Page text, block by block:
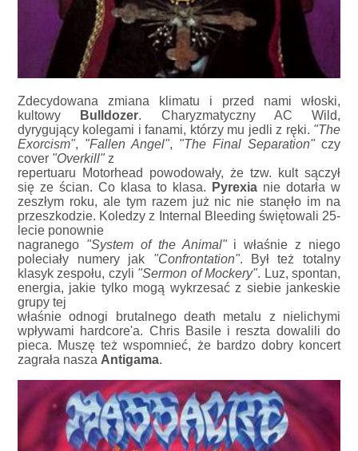
Zdecydowana zmiana klimatu i przed nami włoski,
kultowy
Bulldozer. Charyzmatyczny AC Wild,
dyrygujący kolegami i fanami, którzy mu jedli z ręki. "The
Exorcism", "Fallen Angel", "The Final Separation" czy
cover "Overkill" z
repertuaru Motorhead powodowały, że tzw. kult sączył
się ze ścian. Co klasa to klasa.
Pyrexia nie dotarła w
zeszłym roku, ale tym razem już nic nie stanęło im na
przeszkodzie. Koledzy z Internal Bleeding świętowali 25-
lecie ponownie
nagranego "System of the Animal"i właśnie z niego
poleciały numery jak "Confrontation". Był też totalny
klasyk zespołu, czyli "Sermon of Mockery". Luz, spontan,
energia, jakie tylko mogą wykrzesać z siebie jankeskie
grupy tej
właśnie odnogi brutalnego death metalu z nielichymi
wpływami hardcore'a. Chris Basile i reszta dowalili do
pieca. Muszę też wspomnieć, że bardzo dobry koncert
zagrała nasza Antigama.